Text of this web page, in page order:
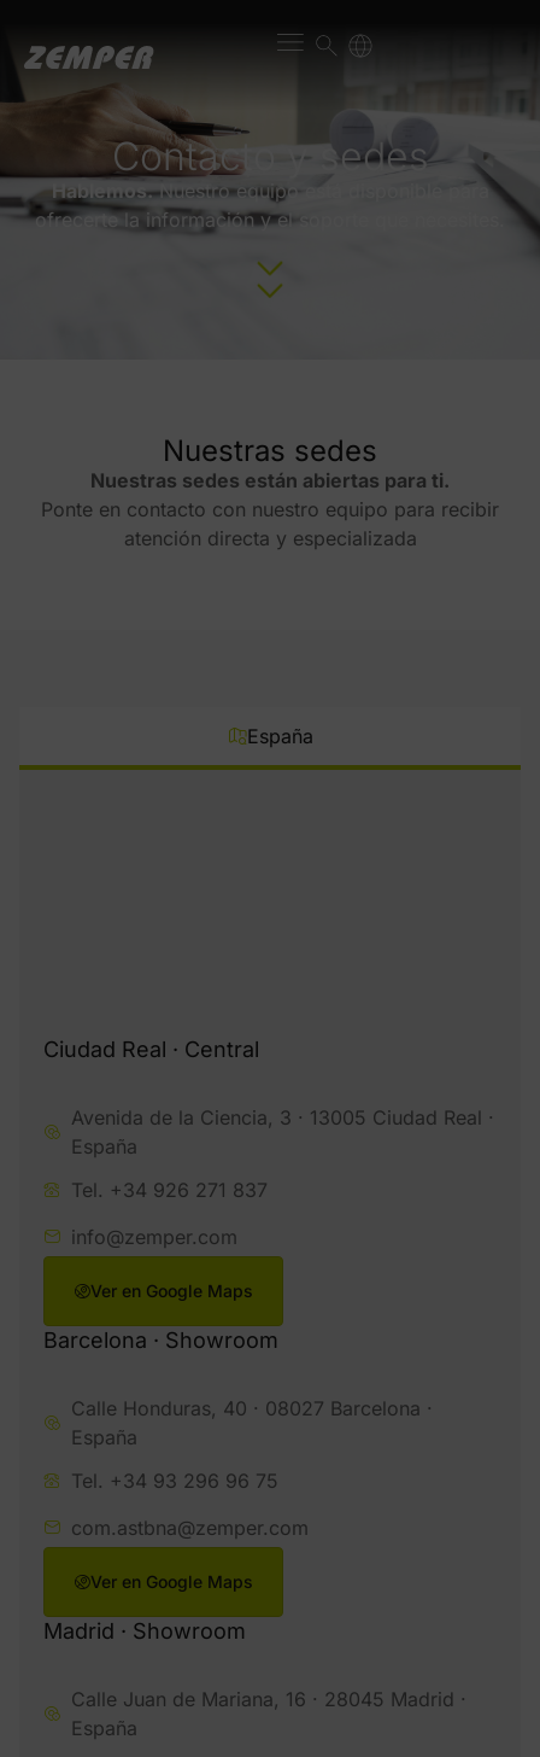
Contacto y sedes
Hablemos.Nuestro equipo está disponible para
ofrecerte la información y el soporte que necesites.
Nuestras sedes
Nuestras sedes están abiertas para ti.
Ponte en contacto con nuestro equipo para recibir
atención directa y especializada
España
Ciudad Real · Central
Avenida de la Ciencia, 3 · 13005 Ciudad Real ·
España
Tel. +34 926 271 837
info@zemper.com
Ver en Google Maps
Barcelona · Showroom
Calle Honduras, 40 · 08027 Barcelona ·
España
Tel. +34 93 296 96 75
com.astbna@zemper.com
Ver en Google Maps
Madrid · Showroom
Calle Juan de Mariana, 16 · 28045 Madrid ·
España